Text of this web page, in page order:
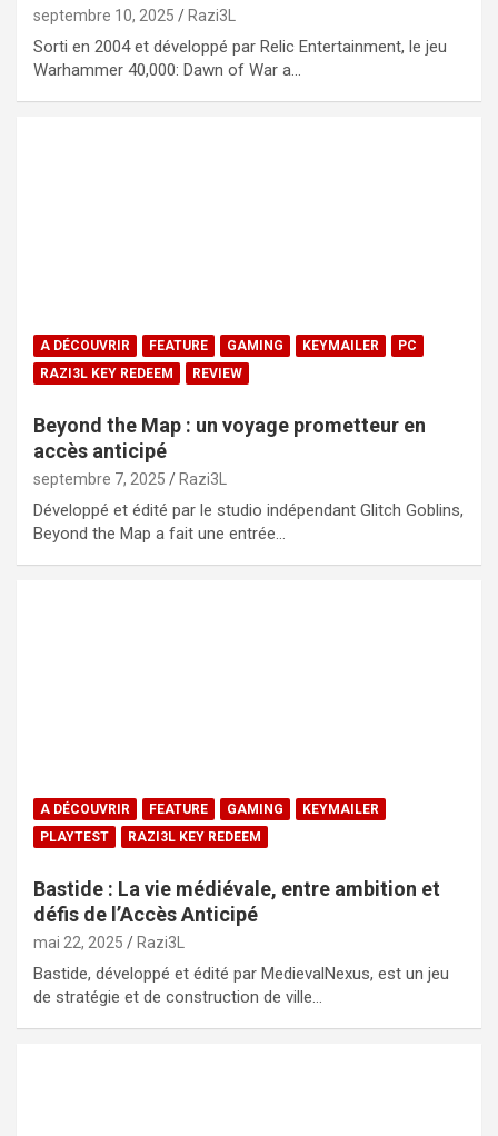
septembre 10, 2025 Razi3L
Sorti en 2004 et développé par Relic Entertainment, le jeu
Warhammer 40,000: Dawn of War a…
A DÉCOUVRIR FEATURE GAMING KEYMAILER
PC
RAZI3L KEY REDEEM
REVIEW
Beyond the Map : un voyage prometteur en
accès anticipé
septembre 7, 2025 Razi3L
Développé et édité par le studio indépendant Glitch Goblins,
Beyond the Map a fait une entrée…
A DÉCOUVRIR FEATURE GAMING
KEYMAILER
PLAYTEST
RAZI3L KEY REDEEM
Bastide : La vie médiévale, entre ambition et
défis de l’Accès Anticipé
mai 22, 2025 Razi3L
Bastide, développé et édité par MedievalNexus, est un jeu
de stratégie et de construction de ville…